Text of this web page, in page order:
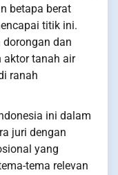
betapa berat
titik ini.
dorongan dan
aktor tanah air
ranah
ini dalam
juri dengan
yang
tema relevan